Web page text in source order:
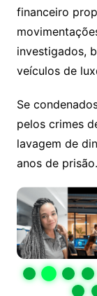
financeiro
investigados,
veículos de
Se
pelos crimes
lavagem de
anos de prisão.